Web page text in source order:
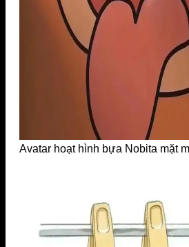
Avatar hoạt hình bựa Nobita mặt